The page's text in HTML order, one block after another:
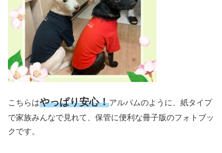
こちらはやっぱり安心！アルバムのように、紙タイプ
で家族みんなで見れて、保管に便利な冊子版のフォトブッ
クです。